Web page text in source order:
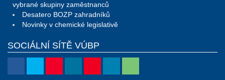
vybrané skupiny zaměstnanců
Desatero BOZP zahradníků
Novinky v chemické legislativě
SOCIÁLNÍ SÍTĚ VÚBP